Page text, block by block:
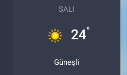
SALI
24°
Güneşli